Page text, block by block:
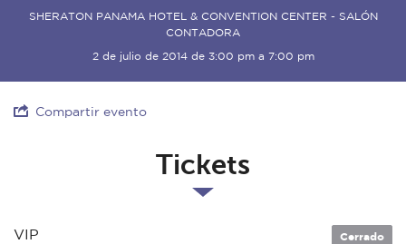
SHERATON PANAMA HOTEL & CONVENTION CENTER - SALÓN
CONTADORA
2 de julio de 2014 de 3:00 pm a 7:00 pm
Compartir evento
Tickets
VIP
Cerrado